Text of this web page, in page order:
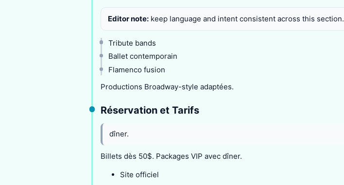
Editor note: keep language and intent consistent across this section.
Tribute bands
Ballet contemporain
Flamenco fusion
Productions Broadway-style adaptées.
Réservation et Tarifs
dîner.
Billets dès 50$. Packages VIP avec dîner.
Site officiel